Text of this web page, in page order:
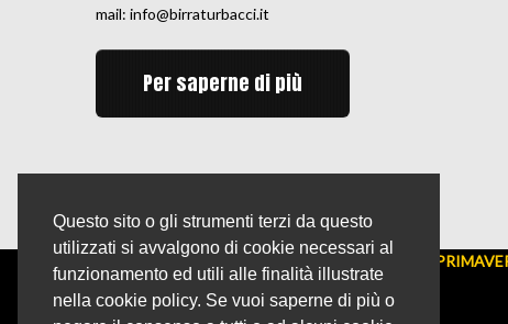
Questo sito o gli strumenti terzi da questo
utilizzati si avvalgono di cookie necessari al
funzionamento ed utili alle finalità illustrate
nella cookie policy. Se vuoi saperne di più o
mail: info@birraturbacci.it
Per saperne di più
ORARI